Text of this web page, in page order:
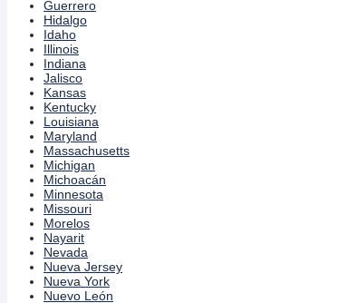
Guerrero
Hidalgo
Idaho
Illinois
Indiana
Jalisco
Kansas
Kentucky
Louisiana
Maryland
Massachusetts
Michigan
Michoacán
Minnesota
Missouri
Morelos
Nayarit
Nevada
Nueva Jersey
Nueva York
Nuevo León